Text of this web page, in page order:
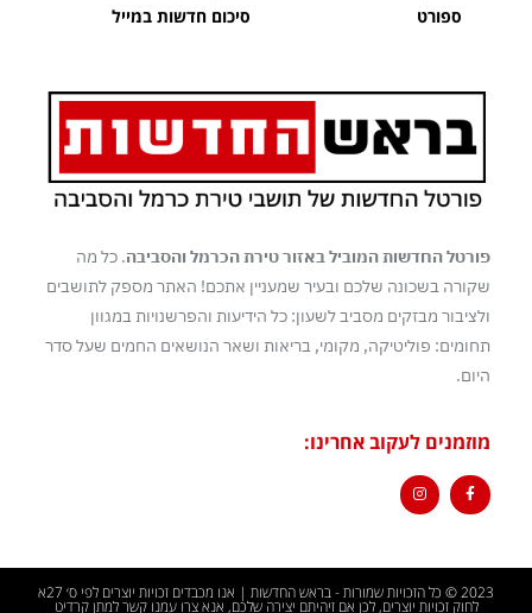
ספורט
סיכום חדשות במייל
פורטל החדשות המוביל באזור טירת הכרמל והסביבה. כל מה
שקורה בשכונה שלכם ובעיר שמעניין אתכם! האתר מספק לתושבים
ולציבור מבזקים מסביב לשעון: כל הידיעות והפרשנויות במגוון
תחומים: פוליטיקה, מקומי, בריאות ושאר הנושאים החמים שעל סדר
היום.
מוזמנים לעקוב אחרינו:
2023 © כל הזכויות שמורות - בראש החדשות | אנו מכבדים זכויות יוצרים לפי ס׳ 27א
לחוק זכויות יוצרים, לכן אם זיהיתם יצירה שלכם, אנא צרו עמנו קשר למתן קרדיט